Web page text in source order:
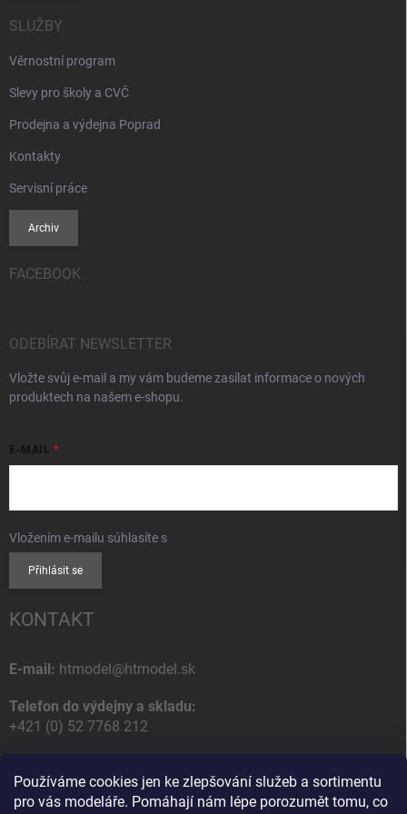
Používáme cookies jen ke zlepšování služeb a sortimentu
pro vás modeláře. Pomáhají nám lépe porozumět tomu, co
SLUŽBY
Věrnostní program
Slevy pro školy a CVČ
Prodejna a výdejna Poprad
Kontakty
Servisní práce
Archiv
FACEBOOK
ODEBÍRAT NEWSLETTER
Vložte svůj e-mail a my vám budeme zasílat informace o nových
produktech na našem e-shopu.
E-MAIL
Vložením e-mailu súhlasíte s
Přihlásit se
KONTAKT
E-mail: htmodel@htmodel.sk
Telefon do výdejny a skladu:
+421 (0) 52 7768 212
HT model
Na letisko 49